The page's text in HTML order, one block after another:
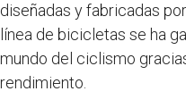
diseñadas y fabricadas
línea de bicicletas se ha
mundo del ciclismo
rendimiento.